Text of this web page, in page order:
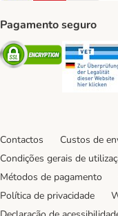
Pagamento seguro
Security
Contactos Custos de
Condições gerais de
Métodos de pagamento
Política de privacidade